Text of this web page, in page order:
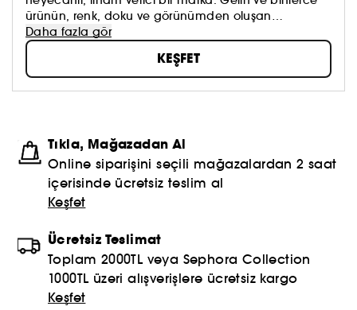
ürünün, renk, doku ve görünümden oluşan
koleksiyonumuzu keşfedin. Dilediğinizi sürmeye, kendi
güzellik anlayışınızı oluşturmaya ve hepsinden de
öte, aynada gördüklerinizi sevmeye çekinmeyin!
Topla, oyna ve paylaş #sephoracollection
Daha fazla gör
KEŞFET
Tıkla, Mağazadan Al
Online siparişini seçili mağazalardan 2 saat
içerisinde ücretsiz teslim al
Keşfet
Ücretsiz Teslimat
Toplam 2000TL veya Sephora Collection
1000TL üzeri alışverişlere ücretsiz kargo
Keşfet